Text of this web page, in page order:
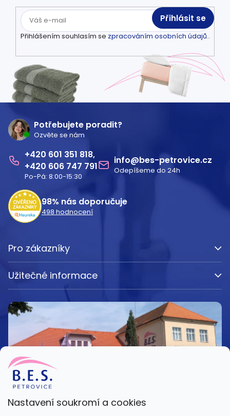
Nastavení soukromí a cookies
Přihlášením souhlasím se zpracováním osobních údajů..
Přihlásit se
Potřebujete poradit?
Ozvěte se nám
601 351 818
606 747 791
Po-Pá: 8:00-15:30
info@bes-petrovice.cz
Odepíšeme do 24h
98% nás doporučuje
498 hodnocení
Pro zákazníky
Užitečné informace
Kamenná prodejna